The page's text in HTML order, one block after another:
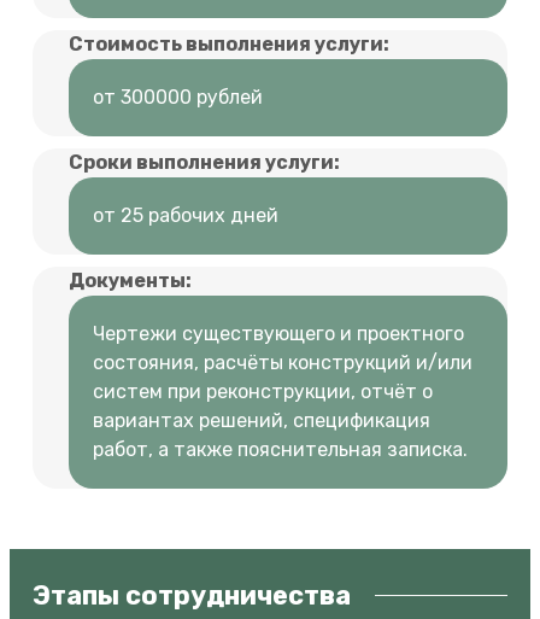
Стоимость выполнения услуги:
от 300000 рублей
Сроки выполнения услуги:
от 25 рабочих дней
Документы:
Чертежи существующего и проектного
состояния, расчёты конструкций и/или
систем при реконструкции, отчёт о
вариантах решений, спецификация
работ, а также пояснительная записка.
Этапы сотрудничества